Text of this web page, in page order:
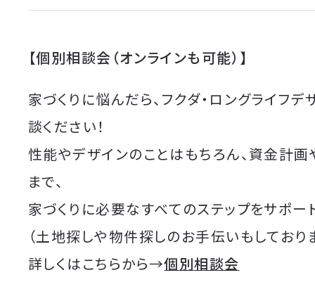
【個別相談会（オンラインも可能）】
家づくりに悩んだら、フクダ・ロングライフ
談ください！
性能やデザインのことはもちろん、資金計
まで、
家づくりに必要なすべてのステップをサポー
（土地探しや物件探しのお手伝いもしており
詳しくはこちらから→個別相談会